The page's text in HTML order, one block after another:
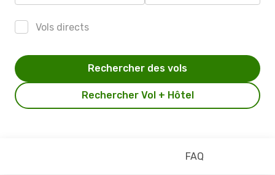
Vols directs
Rechercher Vol + Hôtel
Rechercher des vols
FAQ